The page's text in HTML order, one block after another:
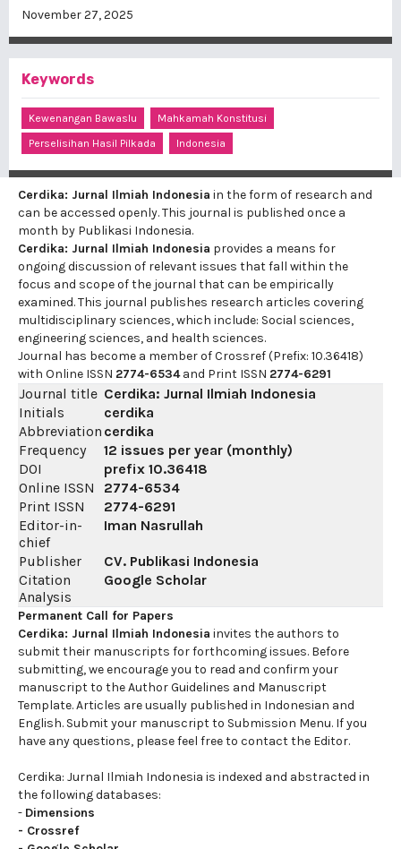
November 27, 2025
Keywords
Kewenangan Bawaslu
Mahkamah Konstitusi
Perselisihan Hasil Pilkada
Indonesia
Cerdika: Jurnal Ilmiah Indonesia in the form of research and
can be accessed openly. This journal is published once a
month by Publikasi Indonesia.
Cerdika: Jurnal Ilmiah Indonesia provides a means for
ongoing discussion of relevant issues that fall within the
focus and scope of the journal that can be empirically
examined. This journal publishes research articles covering
multidisciplinary sciences, which include: Social sciences,
engineering sciences, and health sciences.
Journal has become a member of Crossref (Prefix: 10.36418)
with Online ISSN 2774-6534and Print ISSN 2774-6291
Journal title Cerdika: Jurnal Ilmiah Indonesia
Initials
cerdika
Abbreviation cerdika
Frequency
12 issues per year (monthly)
DOI
prefix 10.36418
Online ISSN
2774-6534
Print ISSN
2774-6291
Editor-in-
chief
Iman Nasrullah
Publisher
CV. Publikasi Indonesia
Citation
Analysis
Google Scholar
Permanent Call for Papers
Cerdika: Jurnal Ilmiah Indonesia invites the authors to
submit their manuscripts for forthcoming issues. Before
submitting, we encourage you to read and confirm your
manuscript to the Author Guidelines and Manuscript
Template. Articles are usually published in Indonesian and
English. Submit your manuscript to Submission Menu. If you
have any questions, please feel free to contact the Editor.
Cerdika: Jurnal Ilmiah Indonesia is indexed and abstracted in
the following databases:
- Dimensions
- Crossref